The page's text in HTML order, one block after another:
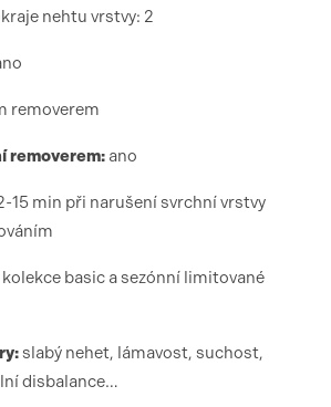
nehtu vrstvy: 2
removerem
removerem: ano
15 min při narušení svrchní vrstvy
kolekce basic a sezónní limitované
slabý nehet, lámavost, suchost,
disbalance…